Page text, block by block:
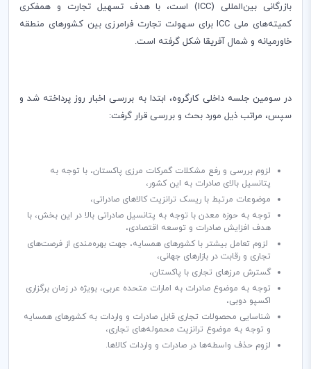
بازرگانی بین‌المللی (ICC) است، با هدف تسهیل تجارت و همفکری
کمیته‌های ملی ICCبرای سهولت تجارت فرامرزی بین کشورهای منطقه
خاورمیانه و شمال آفریقا شکل گرفته است.
در سومین جلسه داخلی کارگروه، ابتدا به بررسی اخبار روز پرداخته شد و
سپس، مراتب ذیل مورد بحث و بررسی قرار گرفت:
لزوم بررسی و رفع مشکلات گمرکات مرزی پاکستان، با توجه به
پتانسیل بالای صادرات به این کشور،
موضوعات مرتبط با ریسک ترانزیت کالاهای صادراتی،
توجه به حوزه معدن با توجه به پتانسیل‌ صادراتی بالا در این بخش، با
هدف افزایش صادرات و توسعه اقتصادی،
لزوم تعامل بیشتر با کشورهای همسایه، جهت بهره‌مندی از فرصت­‌های
تجاری و رقابت در بازارهای جهانی،
گسترش مرزهای تجاری با پاکستان،
توجه به موضوع صادرات به امارات متحده عربی، بویژه در زمان برگزاری
اکسپو دوبی،
شناسایی محصولات تجاری قابل صادرات و واردات به کشورهای همسایه
و توجه به موضوع ترانزیت محموله‌های تجاری،
لزوم حذف واسطه‌ها در صادرات و واردات کالاها.